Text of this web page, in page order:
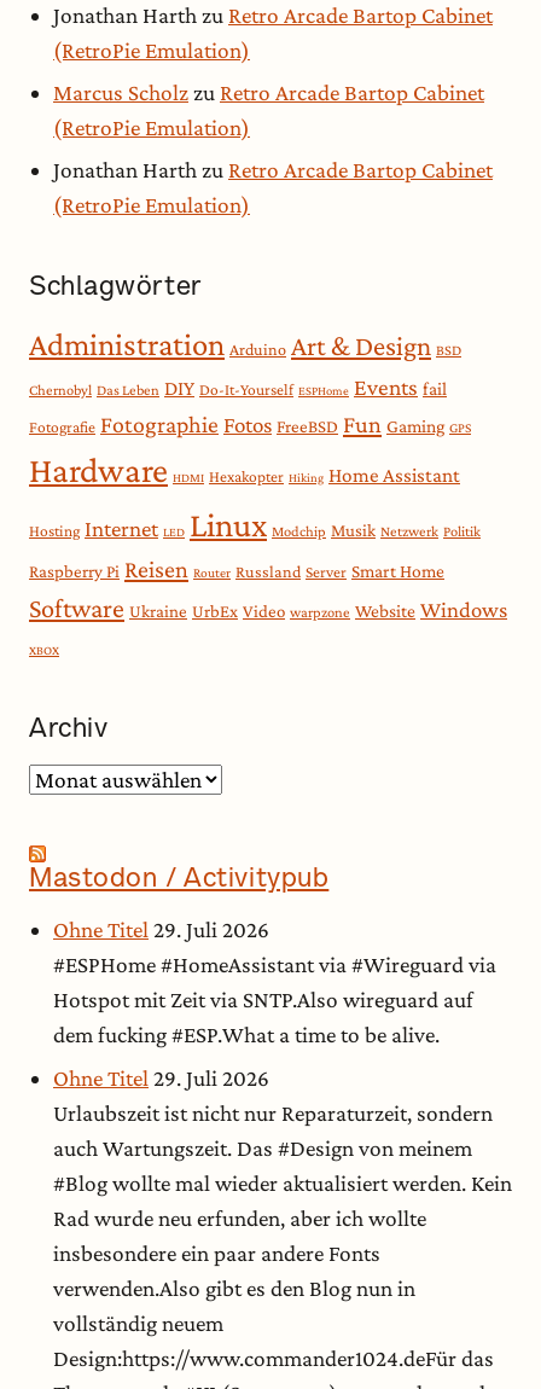
Jonathan Harth zu Retro Arcade Bartop Cabinet
(RetroPie Emulation)
Marcus Scholzzu Retro Arcade Bartop Cabinet
(RetroPie Emulation)
Jonathan Harthzu Retro Arcade Bartop Cabinet
(RetroPie Emulation)
Schlagwörter
Administration Arduino Art & Design BSD
Chernobyl Das Leben DIY Do-It-Yourself ESPHome Events fail
Fotografie Fotographie Fotos FreeBSD Fun Gaming GPS
Hardware HDMI Hexakopter Hiking Home Assistant
Hosting Internet LED Linux Modchip Musik Netzwerk Politik
Raspberry Pi Reisen Router Russland Server Smart Home
Software Ukraine UrbEx Video warpzone Website Windows
XBOX
Archiv
Archiv
Mastodon / Activitypub
Ohne Titel29. Juli 2026
#ESPHome #HomeAssistant via #Wireguard via
Hotspot mit Zeit via SNTP.Also wireguard auf
dem fucking #ESP.What a time to be alive.
Ohne Titel 29. Juli 2026
Urlaubszeit ist nicht nur Reparaturzeit, sondern
auch Wartungszeit. Das #Design von meinem
#Blog wollte mal wieder aktualisiert werden. Kein
Rad wurde neu erfunden, aber ich wollte
insbesondere ein paar andere Fonts
verwenden.Also gibt es den Blog nun in
vollständig neuem
Design:https://www.commander1024.deFür das